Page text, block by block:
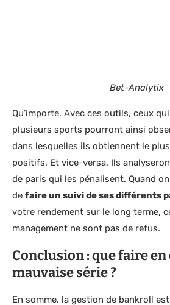
Bet-Analytix
Qu’importe. Avec ces outils, ceux
plusieurs sports pourront ainsi
dans lesquelles ils obtiennent le
positifs. Et vice-versa. Ils
de paris qui les pénalisent. Quand
de faire un suivi de ses différents
votre rendement sur le long terme,
management ne sont pas de refus.
Conclusion : que faire en
mauvaise série ?
En somme, la gestion de bankroll